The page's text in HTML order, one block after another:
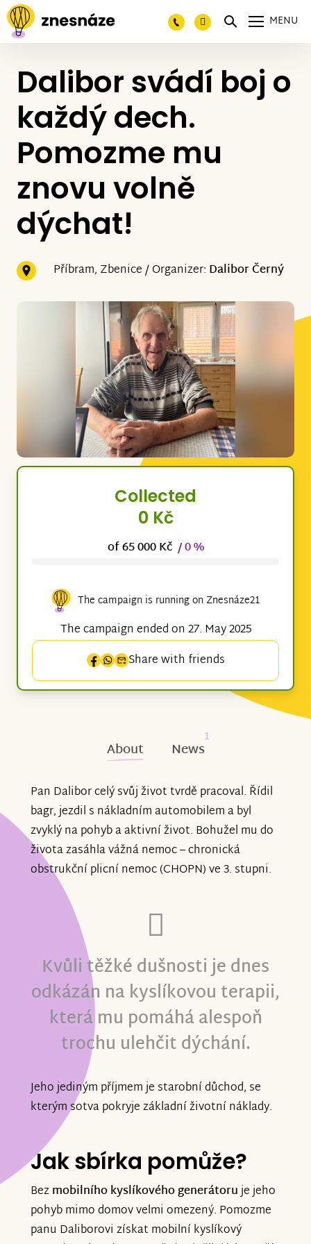
MENU
Dalibor svádí boj o
každý dech.
Pomozme mu
znovu volně
dýchat!
Příbram, Zbenice / Organizer: Dalibor Černý
Collected
0 Kč
of 65 000 Kč / 0 %
The campaign is running on Znesnáze21
The campaign ended on 27. May 2025
Share with friends
About News
1
Pan Dalibor celý svůj život tvrdě pracoval. Řídil
bagr, jezdil s nákladním automobilem a byl
zvyklý na pohyb a aktivní život. Bohužel mu do
života zasáhla vážná nemoc – chronická
obstrukční plicní nemoc (CHOPN) ve 3. stupni.
Kvůli těžké dušnosti je dnes
odkázán na kyslíkovou terapii,
která mu pomáhá alespoň
trochu ulehčit dýchání.
Jeho jediným příjmem je starobní důchod, se
kterým sotva pokryje základní životní náklady.
Jak sbírka pomůže?
Bezmobilního kyslíkového generátoruje jeho
pohyb mimo domov velmi omezený. Pomozme
panu Daliborovi získat mobilní kyslíkový